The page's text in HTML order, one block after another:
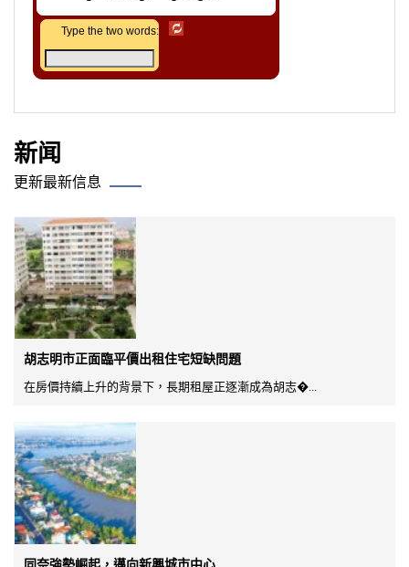
Type the two words:
新闻
更新最新信息
胡志明市正面臨平價出租住宅短缺問題
在房價持續上升的背景下，長期租屋正逐漸成為胡志�...